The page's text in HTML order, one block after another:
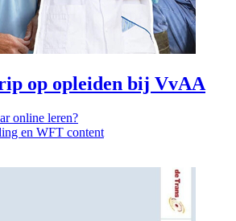
op opleiden bij VvAA
online leren?
en WFT content